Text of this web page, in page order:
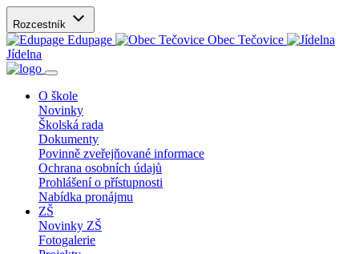
Rozcestník
Edupage
Obec Tečovice
Jídelna
O škole
Novinky
Školská rada
Dokumenty
Povinně zveřejňované informace
Ochrana osobních údajů
Prohlášení o přístupnosti
Nabídka pronájmu
ZŠ
Novinky ZŠ
Fotogalerie